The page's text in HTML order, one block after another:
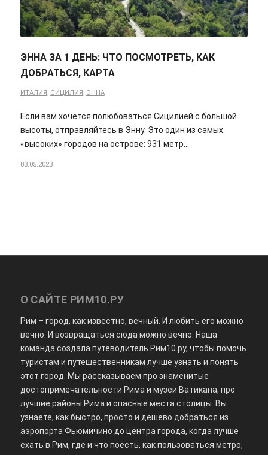
ЭННА ЗА 1 ДЕНЬ: ЧТО ПОСМОТРЕТЬ, КАК
ДОБРАТЬСЯ, КАРТА
ИТАЛИЯ, СИЦИЛИЯ, ЭННА
Если вам хочется полюбоваться Сицилией с большой
высоты, отправляйтесь в Энну. Это один из самых
«высоких» городов на острове: 931 метр…
03.05.2023
О САЙТЕ РИМ10.РУ
Рим – город, как известно, вечный. И любить его можно
вечно. И возвращаться сюда можно вечно. Наша
команда создала путеводитель Рим10.ру, чтобы помочь
туристам и путешественникам лучше узнать и понять
этот город. Мы рассказываем про знаменитые
достопримечательности Рима и музеи Ватикана, про
лучшие районы Рима и опасные места столицы. Вы
узнаете, как быстро, просто и дешево добраться из
аэропорта Фьюмичино до центра города, когда лучше
ехать в Рим, где и что поесть, как пользоваться метро,